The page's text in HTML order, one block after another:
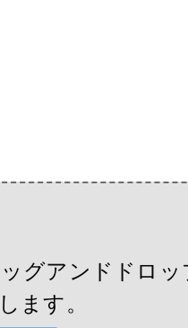
グアンドドロッ
ます。